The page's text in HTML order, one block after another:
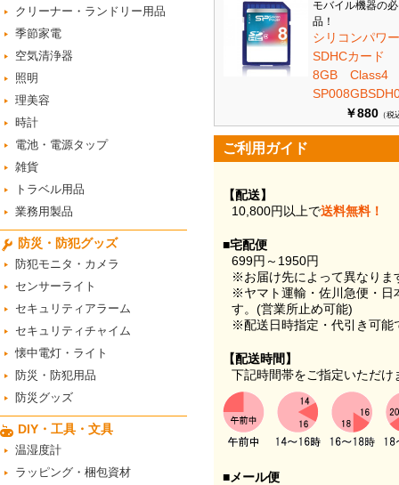
クリーナー・ランドリー用品
季節家電
空気清浄器
照明
理美容
時計
電池・電源タップ
雑貨
トラベル用品
業務用製品
防災・防犯グッズ
防犯モニタ・カメラ
センサーライト
セキュリティアラーム
セキュリティチャイム
懐中電灯・ライト
防災・防犯用品
防災グッズ
DIY・工具・文具
温湿度計
ラッピング・梱包資材
モバイル機器の
品！
シリコンパ
SDHCカード
8GB
￥880 （税
ご利用ガイド
【配送】
10,800円以上で送料無料！
■宅配便
699円～1950円
※お届け先によって異なりま
※ヤマト運輸・佐川急便・日
す。(営業所止め可能)
※配送日時指定・代引き可能
【配送時間】
下記時間帯をご指定いただけ
■メール便